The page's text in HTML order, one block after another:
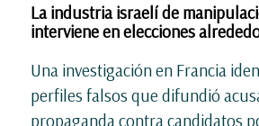
La industria israelí de
interviene en elecciones
Una investigación en Francia
perfiles falsos que difundió
propaganda contra candidatos